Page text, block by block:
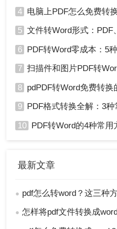
存。
请注意：Microsoft Office的
于复杂的PDF文件。此外
殊字体的PDF文件，可能需
识别）技术进行转换，这可
件。
总结
以上就是pdf怎么转word的
整性，避免泄露个人信息或
4 电脑上PDF怎么免费转换成Word？四种
5 文件转Word形式：PDF、图片、
6 PDF转Word零成本：5种方案
7 扫描件和图片PDF转Word：
8 pdPDF转Word免费转换的3
9 PDF格式转换全解：3种常见
10 PDF转Word的4种常用方式：从
最新文章
● pdf怎么转word？这三种
● 怎样将pdf文件转换成word文